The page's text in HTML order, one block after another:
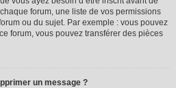
forum, une liste de vos permissions
ou du sujet. Par exemple : vous pouvez
forum, vous pouvez transférer des pièces
un message ?